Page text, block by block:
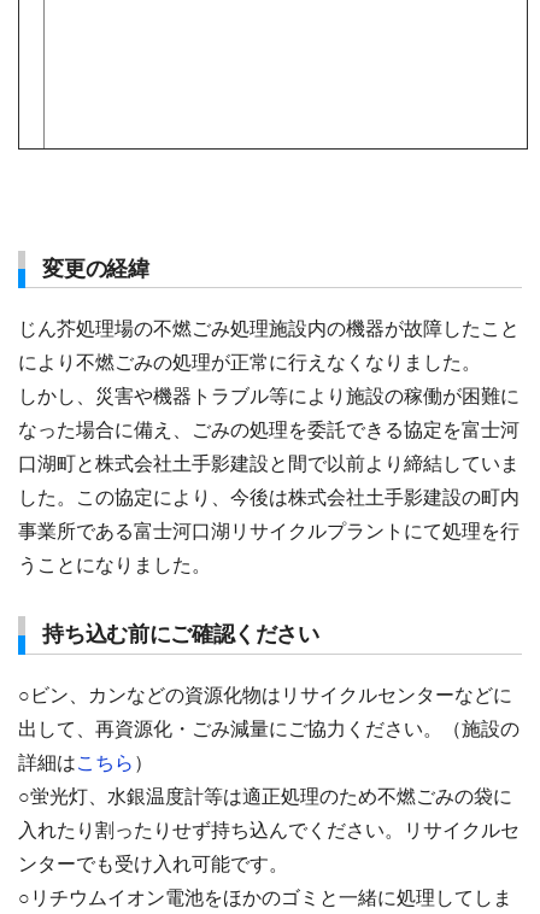
変更の経緯
じん芥処理場の不燃ごみ処理施設内の機器が故障したこと
により不燃ごみの処理が正常に行えなくなりました。
しかし、災害や機器トラブル等により施設の稼働が困難に
なった場合に備え、ごみの処理を委託できる協定を富士河
口湖町と株式会社土手影建設と間で以前より締結していま
した。この協定により、今後は株式会社土手影建設の町内
事業所である富士河口湖リサイクルプラントにて処理を行
うことになりました。
持ち込む前にご確認ください
○ビン、カンなどの資源化物はリサイクルセンターなどに
出して、再資源化・ごみ減量にご協力ください。（施設の
詳細はこちら ）
○蛍光灯、水銀温度計等は適正処理のため不燃ごみの袋に
入れたり割ったりせず持ち込んでください。リサイクルセ
ンターでも受け入れ可能です。
○リチウムイオン電池をほかのゴミと一緒に処理してしま